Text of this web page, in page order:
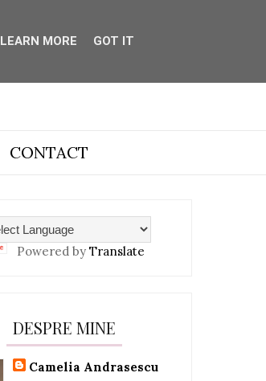
CONTACT
Powered by Translate
DESPRE MINE
Camelia Andrasescu
LEARN MORE GOT IT